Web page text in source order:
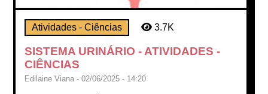
Atividades - Ciências 3.7K
SISTEMA URINÁRIO - ATIVIDADES -
CIÊNCIAS
Edilaine Viana - 02/06/2025 - 14:20